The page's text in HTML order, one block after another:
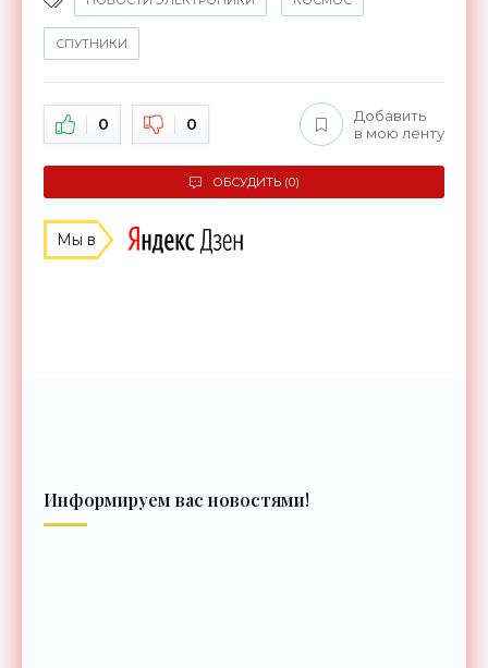
СПУТНИКИ
0 0
Добавить
в мою ленту
ОБСУДИТЬ (0)
Мы в
Информируем вас новостями!